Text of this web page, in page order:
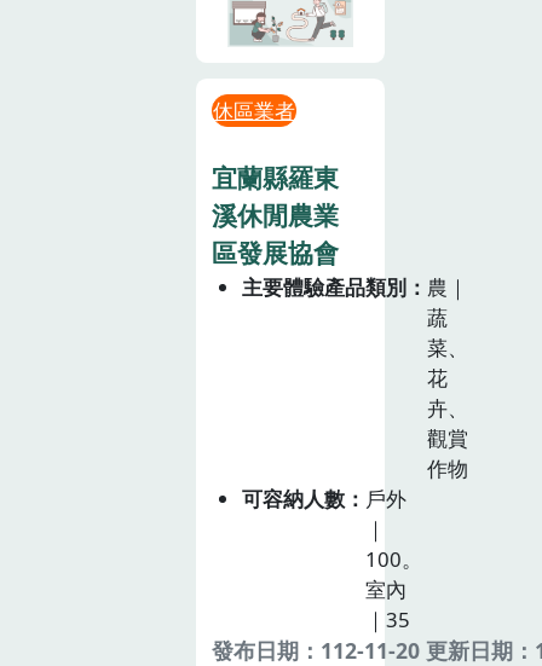
休區業者
宜蘭縣羅東
溪休閒農業
區發展協會
主要體驗產品類別
農｜
蔬
菜、
花
卉、
觀賞
作物
可容納人數
戶外
｜
100。
室內
｜35
發布日期：112-11-20 更新日期